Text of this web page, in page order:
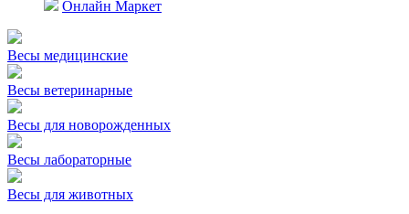
Онлайн Маркет
Весы медицинские
Весы ветеринарные
Весы для новорожденных
Весы лабораторные
Весы для животных